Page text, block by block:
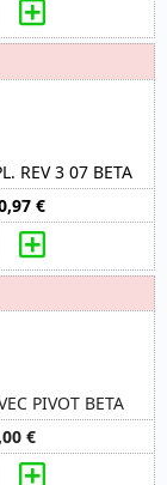
REV 3 07 BETA
€
PIVOT BETA
€